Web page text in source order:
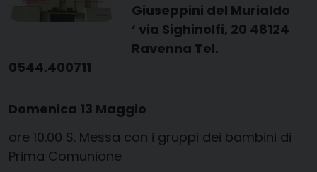
Giuseppini del Murialdo
‘ via Sighinolfi, 20 48124
Ravenna Tel.
0544.400711
Domenica 13 Maggio
ore 10.00 S. Messa con i gruppi dei bambini di
Prima Comunione